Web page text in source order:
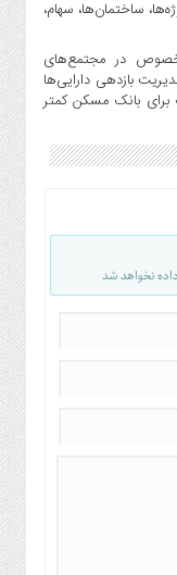
ساختمان‌ها، سهام،
در مجتمع‌های
بازدهی دارایی‌ها
بانک مسکن کمتر
نخواهد شد